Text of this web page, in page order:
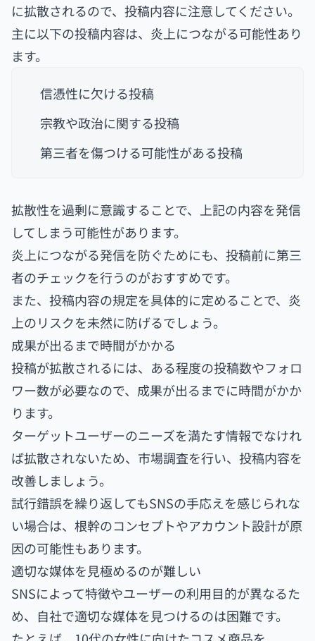
に拡散されるので、投稿内容に注意してください。
主に以下の投稿内容は、炎上につながる可能性あり
ます。
信憑性に欠ける投稿
宗教や政治に関する投稿
第三者を傷つける可能性がある投稿
拡散性を過剰に意識することで、上記の内容を発信
してしまう可能性があります。
炎上につながる発信を防ぐためにも、投稿前に第三
者のチェックを行うのがおすすめです。
また、投稿内容の規定を具体的に定めることで、炎
上のリスクを未然に防げるでしょう。
成果が出るまで時間がかかる
投稿が拡散されるには、ある程度の投稿数やフォロ
ワー数が必要なので、成果が出るまでに時間がかか
ります。
ターゲットユーザーのニーズを満たす情報でなけれ
ば拡散されないため、市場調査を行い、投稿内容を
改善しましょう。
試行錯誤を繰り返してもSNSの手応えを感じられな
い場合は、根幹のコンセプトやアカウント設計が原
因の可能性もあります。
適切な媒体を見極めるのが難しい
SNSによって特徴やユーザーの利用目的が異なるた
め、自社で適切な媒体を見つけるのは困難です。